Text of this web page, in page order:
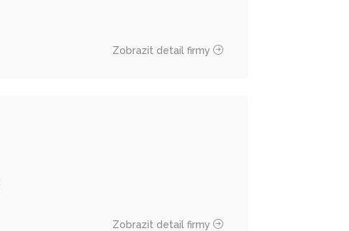
Zobrazit detail firmy
Zobrazit detail firmy